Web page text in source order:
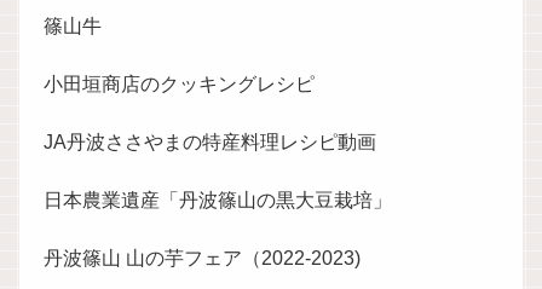
篠山牛
小田垣商店のクッキングレシピ
JA丹波ささやまの特産料理レシピ動画
日本農業遺産「丹波篠山の黒大豆栽培」
丹波篠山 山の芋フェア（2022-2023)